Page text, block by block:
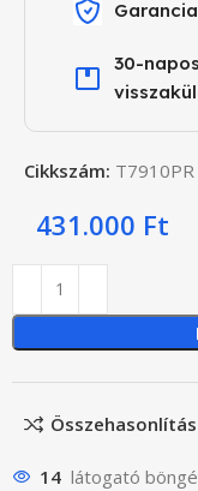
30-napos
Cikkszám: T7910PR
431.000 Ft
Összehasonlítás
14 látogató